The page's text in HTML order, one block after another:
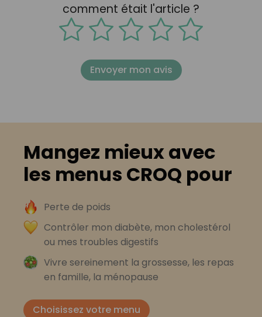
comment était l'article ?
Envoyer mon avis
Mangez mieux avec
les menus CROQ pour
Perte de poids
Contrôler mon diabète, mon cholestérol
ou mes troubles digestifs
Vivre sereinement la grossesse, les repas
en famille, la ménopause
Choisissez votre menu